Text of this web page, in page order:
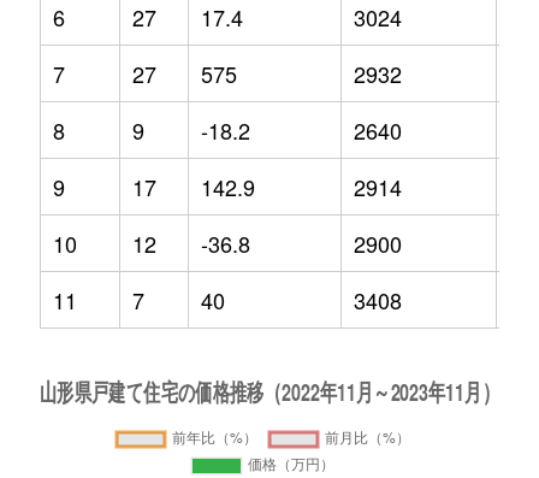
6
27 17.4 3024
7
27 575 2932
8
9 -18.2 2640
9
17 142.9 2914
10
12 -36.8 2900
11
7 40 3408